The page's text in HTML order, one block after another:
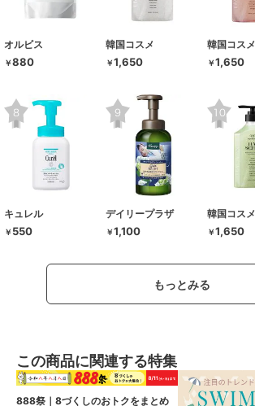
オルビス
￥880
韓国コスメ
￥1,650
韓国コスメ
￥1,650
キュレル
￥ 550
デイリープラザ
￥1,100
韓国コスメ
￥1,650
もっとみる
この商品に関連する特集
888祭｜8づくしのおトクをまとめ